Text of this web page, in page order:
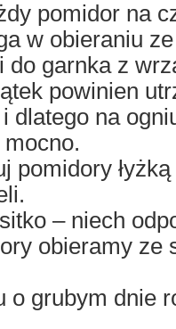
pomidor na
w obieraniu
do garnka z
powinien
dlatego na
pomidory
– niech
obieramy ze
o grubym dnie